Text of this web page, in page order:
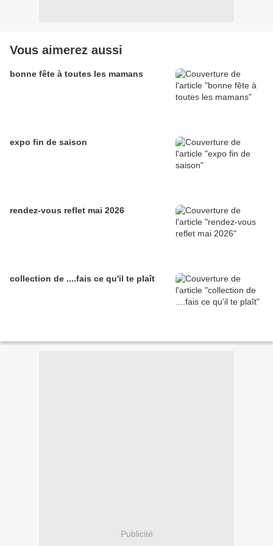
Vous aimerez aussi
bonne fête à toutes les mamans
expo fin de saison
rendez-vous reflet mai 2026
collection de ....fais ce qu'il te plaît
Publicité